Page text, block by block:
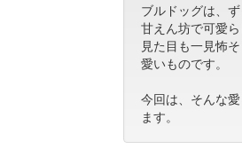
ブルドッグは、
甘えん坊で可愛ら
見た目も一見怖
愛いものです。
今回は、そんな
ます。